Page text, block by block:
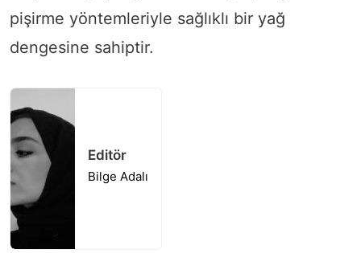
pişirme yöntemleriyle sağlıklı bir yağ
dengesine sahiptir.
Editör
Bilge Adalı